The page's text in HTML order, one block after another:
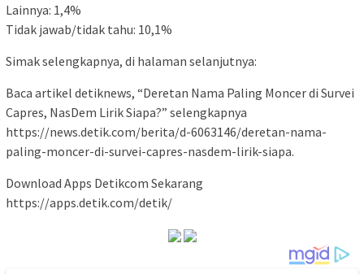
Lainnya: 1,4%
Tidak jawab/tidak tahu: 10,1%
Simak selengkapnya, di halaman selanjutnya:
Baca artikel detiknews, “Deretan Nama Paling Moncer di Survei
Capres, NasDem Lirik Siapa?” selengkapnya
https://news.detik.com/berita/d-6063146/deretan-nama-
paling-moncer-di-survei-capres-nasdem-lirik-siapa.
Download Apps Detikcom Sekarang
https://apps.detik.com/detik/